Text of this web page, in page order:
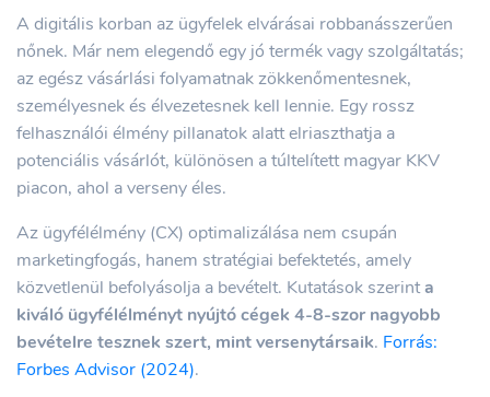
A digitális korban az ügyfelek elvárásai robbanásszerűen
nőnek. Már nem elegendő egy jó termék vagy szolgáltatás;
az egész vásárlási folyamatnak zökkenőmentesnek,
személyesnek és élvezetesnek kell lennie. Egy rossz
felhasználói élmény pillanatok alatt elriaszthatja a
potenciális vásárlót, különösen a túltelített magyar KKV
piacon, ahol a verseny éles.
Az ügyfélélmény (CX) optimalizálása nem csupán
marketingfogás, hanem stratégiai befektetés, amely
közvetlenül befolyásolja a bevételt. Kutatások szerinta
kiváló ügyfélélményt nyújtó cégek 4-8-szor nagyobb
bevételre tesznek szert, mint versenytársaik. Forrás:
Forbes Advisor (2024).